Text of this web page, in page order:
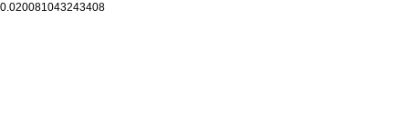
0.020081043243408